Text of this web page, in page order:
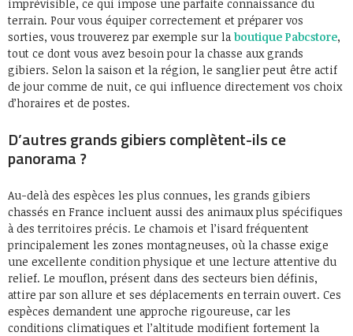
imprévisible, ce qui impose une parfaite connaissance du
terrain. Pour vous équiper correctement et préparer vos
sorties, vous trouverez par exemple sur la boutique Pabcstore,
tout ce dont vous avez besoin pour la chasse aux grands
gibiers. Selon la saison et la région, le sanglier peut être actif
de jour comme de nuit, ce qui influence directement vos choix
d’horaires et de postes.
D’autres grands gibiers complètent-ils ce
panorama ?
Au-delà des espèces les plus connues, les grands gibiers
chassés en France incluent aussi des animaux plus spécifiques
à des territoires précis. Le chamois et l’isard fréquentent
principalement les zones montagneuses, où la chasse exige
une excellente condition physique et une lecture attentive du
relief. Le mouflon, présent dans des secteurs bien définis,
attire par son allure et ses déplacements en terrain ouvert. Ces
espèces demandent une approche rigoureuse, car les
conditions climatiques et l’altitude modifient fortement la